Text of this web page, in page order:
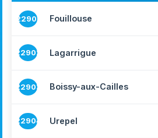
22901 Fouillouse
22902 Lagarrigue
22903 Boissy-aux-Cailles
22904 Urepel